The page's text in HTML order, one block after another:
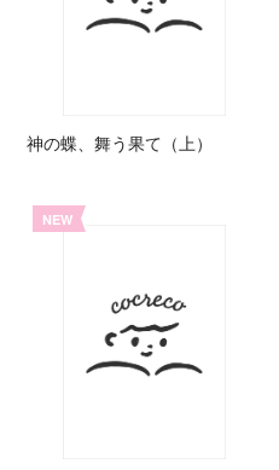
神の蝶、舞う果て（上）
NEW